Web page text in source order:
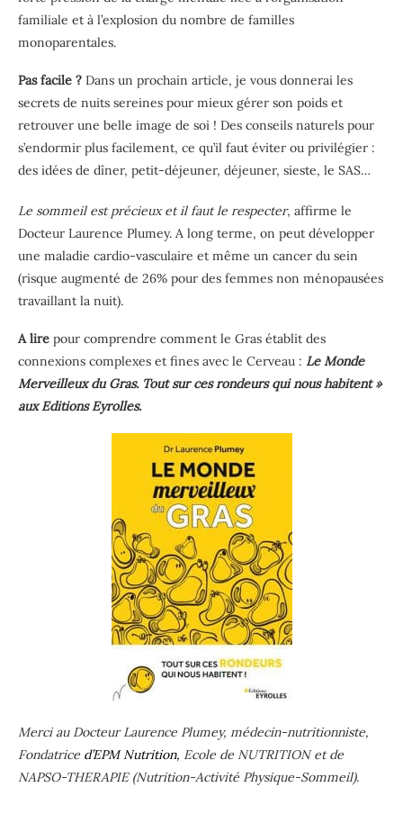
familiale et à l’explosion du nombre de familles
monoparentales.
Pas facile ? Dans un prochain article, je vous donnerai les
secrets de nuits sereines pour mieux gérer son poids et
retrouver une belle image de soi ! Des conseils naturels pour
s’endormir plus facilement, ce qu’il faut éviter ou privilégier :
des idées de dîner, petit-déjeuner, déjeuner, sieste, le SAS…
Le sommeil est précieux et il faut le respecter, affirme le
Docteur Laurence Plumey. A long terme, on peut développer
une maladie cardio-vasculaire et même un cancer du sein
(risque augmenté de 26% pour des femmes non ménopausées
travaillant la nuit).
A lire pour comprendre comment le Gras établit des
connexions complexes et fines avec le Cerveau : Le Monde
Merveilleux du Gras. Tout sur ces rondeurs qui nous habitent »
aux Editions Eyrolles.
Merci au Docteur Laurence Plumey, médecin-nutritionniste,
Fondatrice d’EPM Nutrition, Ecole de NUTRITION et de
NAPSO-THERAPIE (Nutrition-Activité Physique-Sommeil).